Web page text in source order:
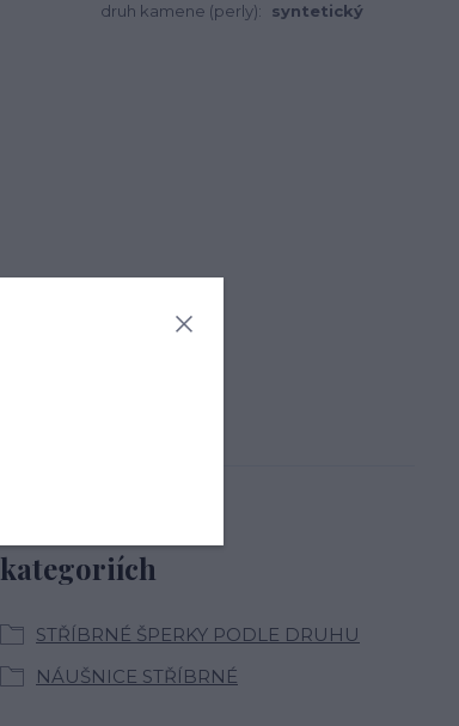
druh kamene (perly):
syntetický
kategoriích
STŘÍBRNÉ ŠPERKY PODLE DRUHU
NÁUŠNICE STŘÍBRNÉ